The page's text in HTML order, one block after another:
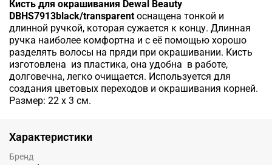
Кисть для окрашивания Dewal Beauty
DBHS7913black/transparent оснащена тонкой и
длинной ручкой, которая сужается к концу. Длинная
ручка наиболее комфортна и с её помощью хорошо
разделять волосы на пряди при окрашивании. Кисть
изготовлена из пластика, она удобна в работе,
долговечна, легко очищается. Используется для
создания цветовых переходов и окрашивания корней.
Размер: 22 х 3 см.
Характеристики
Бренд